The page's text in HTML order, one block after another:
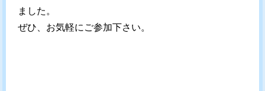
ました。
ぜひ、お気軽にご参加下さい。